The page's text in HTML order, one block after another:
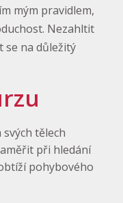
mým pravidlem,
Nezahltit
se na důležitý
tělech
při hledání
pohybového